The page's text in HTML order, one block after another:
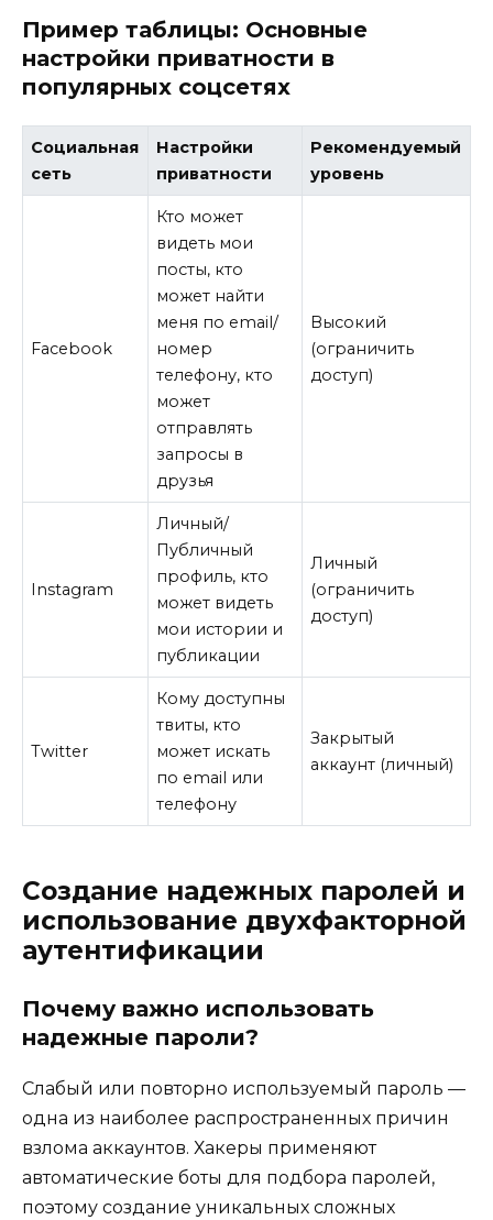
Пример таблицы: Основные
настройки приватности в
популярных соцсетях
Социальная
сеть
Настройки
приватности
Рекомендуемый
уровень
Facebook
Кто может
видеть мои
посты, кто
может найти
меня по email/
номер
телефону, кто
может
отправлять
запросы в
друзья
Высокий
(ограничить
доступ)
Instagram
Личный/
Публичный
профиль, кто
может видеть
мои истории и
публикации
Личный
(ограничить
доступ)
Twitter
Кому доступны
твиты, кто
может искать
по email или
телефону
Закрытый
аккаунт (личный)
Создание надежных паролей и
использование двухфакторной
аутентификации
Почему важно использовать
надежные пароли?
Слабый или повторно используемый пароль —
одна из наиболее распространенных причин
взлома аккаунтов. Хакеры применяют
автоматические боты для подбора паролей,
поэтому создание уникальных сложных